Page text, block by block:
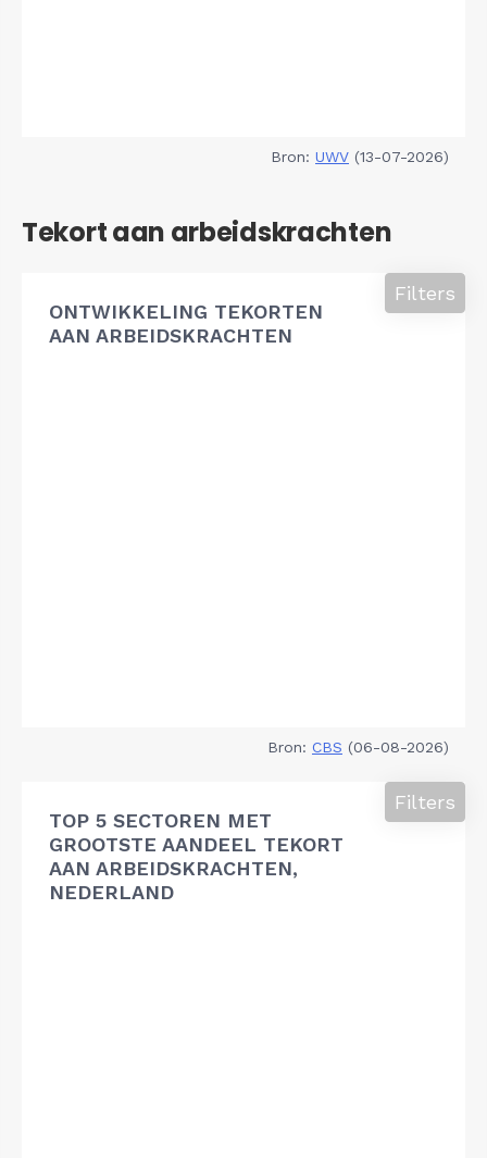
Bron: UWV (13-07-2026)
Tekort aan arbeidskrachten
ONTWIKKELING TEKORTEN
AAN ARBEIDSKRACHTEN
Filters
Bron: CBS (06-08-2026)
TOP 5 SECTOREN MET
GROOTSTE AANDEEL TEKORT
AAN ARBEIDSKRACHTEN,
NEDERLAND
Filters